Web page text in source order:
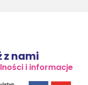
z nami
i informacje